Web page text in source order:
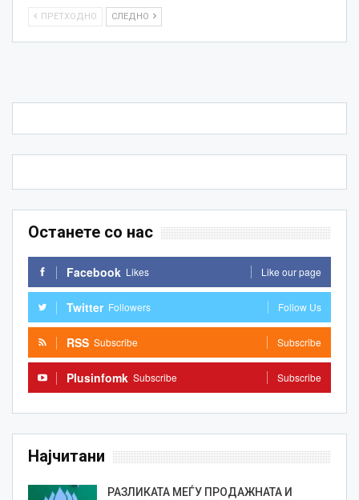
ПРЕТХОДНО СЛЕДНО
Останете со нас
Facebook Likes Like our page
Twitter Followers Follow Us
RSS Subscribe Subscribe
Plusinfomk Subscribe Subscribe
Најчитани
РАЗЛИКАТА МЕЃУ ПРОДАЖНАТА И